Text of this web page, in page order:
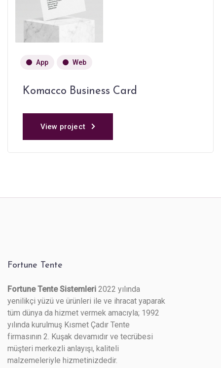
App Web
Komacco Business Card
View project
Fortune Tente
Fortune Tente Sistemleri 2022 yılında
yenilikçi yüzü ve ürünleri ile ve ihracat yaparak
tüm dünya da hizmet vermek amacıyla; 1992
yılında kurulmuş Kısmet Çadır Tente
firmasının 2. Kuşak devamıdır ve tecrübesi
müşteri merkezli anlayışı, kaliteli
malzemeleriyle hizmetinizdedir.